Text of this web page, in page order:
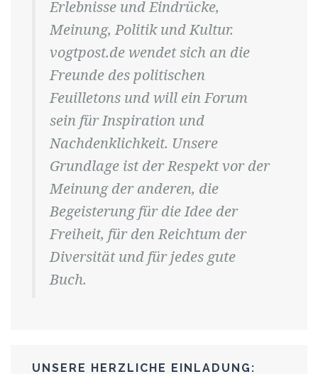
Erlebnisse und Eindrücke,
Meinung, Politik und Kultur.
vogtpost.de wendet sich an die
Freunde des politischen
Feuilletons und will ein Forum
sein für Inspiration und
Nachdenklichkeit. Unsere
Grundlage ist der Respekt vor der
Meinung der anderen, die
Begeisterung für die Idee der
Freiheit, für den Reichtum der
Diversität und für jedes gute
Buch.
UNSERE HERZLICHE EINLADUNG: